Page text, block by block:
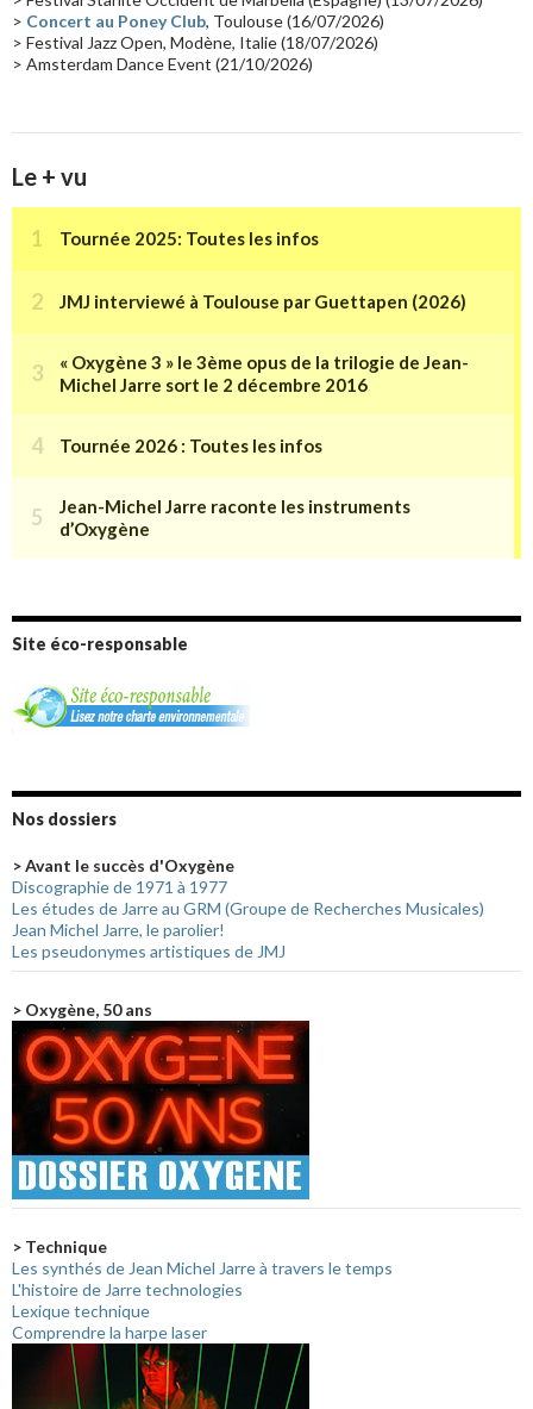
> Concert au Poney Club, Toulouse (16/07/2026)
> Festival Jazz Open, Modène, Italie (18/07/2026)
> Amsterdam Dance Event (21/10/2026)
Le + vu
Site éco-responsable
Nos dossiers
> Avant le succès d'Oxygène
Discographie de 1971 à 1977
Les études de Jarre au GRM (Groupe de Recherches Musicales)
Jean Michel Jarre, le parolier!
Les pseudonymes artistiques de JMJ
> Oxygène, 50 ans
> Technique
Les synthés de Jean Michel Jarre à travers le temps
L'histoire de Jarre technologies
Lexique technique
Comprendre la harpe laser